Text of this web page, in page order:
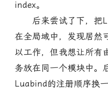
index。
后来尝试了下，把
在全局域中，发现居然
以工作，但我想让所有
务放在同一个模块中。
Luabind的注册顺序换